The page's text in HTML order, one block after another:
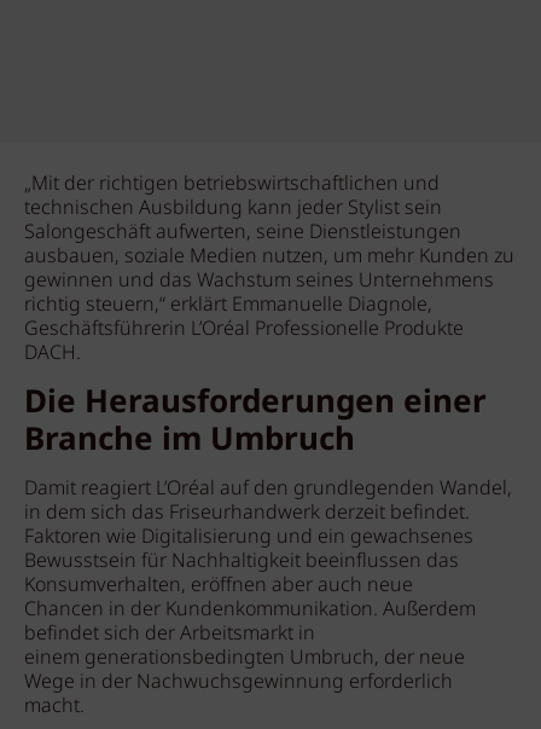
„Mit der richtigen betriebswirtschaftlichen und
technischen Ausbildung kann jeder Stylist sein
Salongeschäft aufwerten, seine Dienstleistungen
ausbauen, soziale Medien nutzen, um mehr Kunden zu
gewinnen und das Wachstum seines Unternehmens
richtig steuern,“ erklärt Emmanuelle Diagnole,
Geschäftsführerin L’Oréal Professionelle Produkte
DACH.
Die Herausforderungen einer
Branche im Umbruch
Damit reagiert L’Oréal auf den grundlegenden Wandel,
in dem sich das Friseurhandwerk derzeit befindet.
Faktoren wie Digitalisierung und ein gewachsenes
Bewusstsein für Nachhaltigkeit beeinflussen das
Konsumverhalten, eröffnen aber auch neue
Chancen in der Kundenkommunikation. Außerdem
befindet sich der Arbeitsmarkt in
einem generationsbedingten Umbruch, der neue
Wege in der Nachwuchsgewinnung erforderlich
macht.